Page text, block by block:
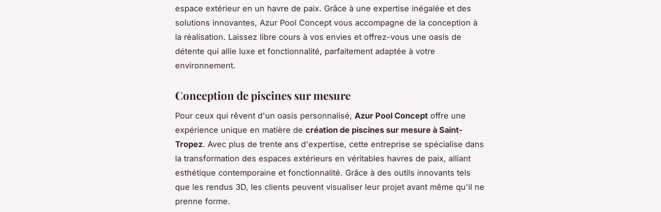
espace extérieur en un havre de paix. Grâce à une expertise inégalée et des
solutions innovantes, Azur Pool Concept vous accompagne de la conception à
la réalisation. Laissez libre cours à vos envies et offrez-vous une oasis de
détente qui allie luxe et fonctionnalité, parfaitement adaptée à votre
environnement.
Conception de piscines sur mesure
Pour ceux qui rêvent d'un oasis personnalisé, Azur Pool Concept offre une
expérience unique en matière de création de piscines sur mesure à Saint-
Tropez. Avec plus de trente ans d'expertise, cette entreprise se spécialise dans
la transformation des espaces extérieurs en véritables havres de paix, alliant
esthétique contemporaine et fonctionnalité. Grâce à des outils innovants tels
que les rendus 3D, les clients peuvent visualiser leur projet avant même qu'il ne
prenne forme.